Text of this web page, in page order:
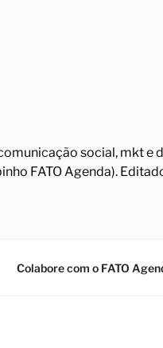
social, mkt e
FATO Agenda).
Colabore com o FATO